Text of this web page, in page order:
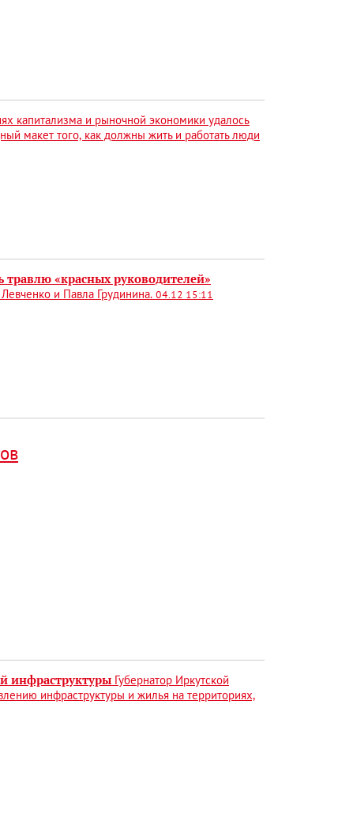
капитализма и рыночной экономики удалось
макет того, как должны жить и работать люди
«красных руководителей»
и Павла Грудинина. 04.12 15:11
инфраструктуры
Губернатор Иркутской
инфраструктуры и жилья на территориях,